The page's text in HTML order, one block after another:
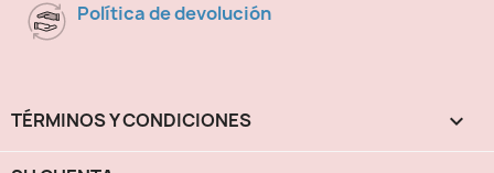
Política de devolución
TÉRMINOS Y CONDICIONES 